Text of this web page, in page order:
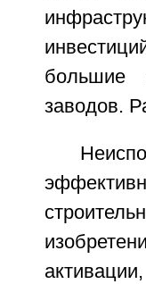
большие
заводов.